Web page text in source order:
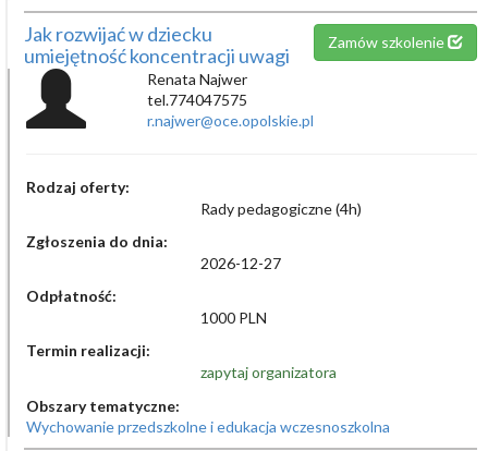
Jak rozwijać w dziecku
umiejętność koncentracji uwagi
Zamów szkolenie
Renata Najwer
tel.774047575
r.najwer@oce.opolskie.pl
Rodzaj oferty:
Rady pedagogiczne (4h)
Zgłoszenia do dnia:
2026-12-27
Odpłatność:
1000 PLN
Termin realizacji:
zapytaj organizatora
Obszary tematyczne:
Wychowanie przedszkolne i edukacja wczesnoszkolna